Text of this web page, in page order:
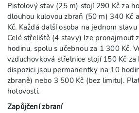
Pistolový stav (25 m) stojí 290 Kč za
dlouhou kulovou zbraň (50 m) 340 Kč
Kč. Každá další osoba na jednom
Celé střeliště (4 stavy) lze pronajmout
hodinu, spolu s učebnou za 1 300 Kč.
vzduchovková střelnice stojí 150 Kč za
dispozici jsou permanentky na 10
zbraně) nebo 3 500 Kč (bez limitu).
hotovosti.
Zapůjčení zbraní